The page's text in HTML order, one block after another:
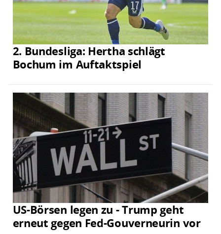
2. Bundesliga: Hertha schlägt
Bochum im Auftaktspiel
US-Börsen legen zu - Trump geht
erneut gegen Fed-Gouverneurin vor